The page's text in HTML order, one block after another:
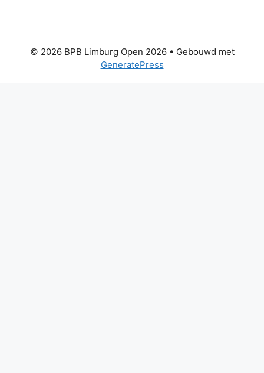
© 2026 BPB Limburg Open 2026• Gebouwd met
GeneratePress